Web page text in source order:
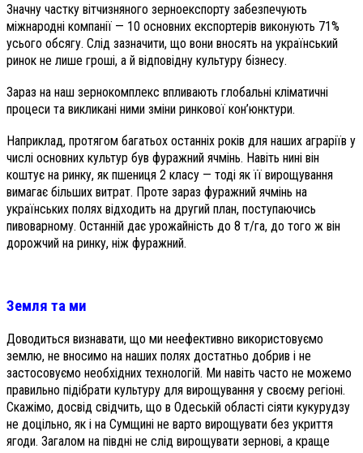
Значну частку вітчизняного зерноекспорту забезпечують
міжнародні компанії — 10 основних експортерів виконують 71%
усього обсягу. Слід зазначити, що вони вносять на український
ринок не лише гроші, а й відповідну культуру бізнесу.
Зараз на наш зернокомплекс впливають глобальні кліматичні
процеси та викликані ними зміни ринкової кон’юнктури.
Наприклад, протягом багатьох останніх років для наших аграріїв у
числі основних культур був фуражний ячмінь. Навіть нині він
коштує на ринку, як пшениця 2 класу — тоді як її вирощування
вимагає більших витрат. Проте зараз фуражний ячмінь на
українських полях відходить на другий план, поступаючись
пивоварному. Останній дає урожайність до 8 т/га, до того ж він
дорожчий на ринку, ніж фуражний.
Земля та ми
Доводиться визнавати, що ми неефективно використовуємо
землю, не вносимо на наших полях достатньо добрив і не
застосовуємо необхідних технологій. Ми навіть часто не можемо
правильно підібрати культуру для вирощування у своєму регіоні.
Скажімо, досвід свідчить, що в Одеській області сіяти кукурудзу
не доцільно, як і на Сумщині не варто вирощувати без укриття
ягоди. Загалом на півдні не слід вирощувати зернові, а краще